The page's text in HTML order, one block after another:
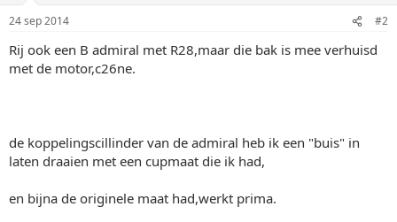
24 sep 2014 #2
Rij ook een B admiral met R28,maar die bak is mee verhuisd
met de motor,c26ne.
de koppelingscillinder van de admiral heb ik een "buis" in
laten draaien met een cupmaat die ik had,
en bijna de originele maat had,werkt prima.